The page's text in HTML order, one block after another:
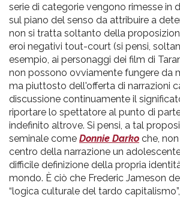
serie di categorie vengono rimesse in
sul piano del senso da attribuire a
non si tratta soltanto della
eroi negativi tout-court (si pensi,
esempio, ai personaggi dei film di
non possono ovviamente fungere da
ma piuttosto dell'offerta di narrazioni
discussione continuamente il
riportare lo spettatore al punto di
indefinito altrove. Si pensi, a tal
seminale come Donnie Darko che,
centro della narrazione un
difficile definizione della propria
mondo. È ciò che Frederic Jameson
“logica culturale del tardo